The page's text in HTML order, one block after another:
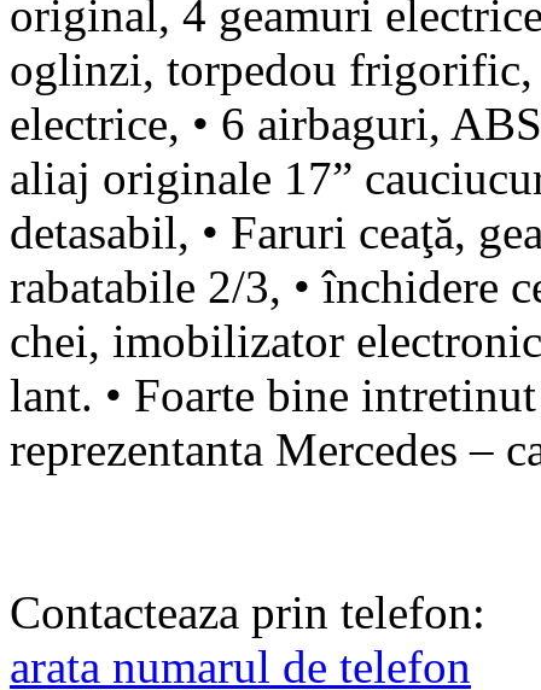
original, 4 geamuri
oglinzi, torpedou
electrice, • 6 airbaguri,
aliaj originale 17”
detasabil, • Faruri ceaţă,
rabatabile 2/3, • închidere
chei, imobilizator
lant. • Foarte bine
reprezentanta Mercedes –
Contacteaza prin telefon:
arata numarul de telefon